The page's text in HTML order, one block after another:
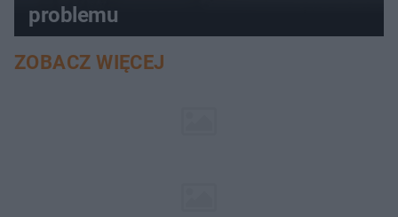
problemu
ZOBACZ WIĘCEJ